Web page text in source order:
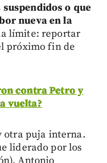
o que
nueva en la
límite: reportar
próximo fin de
contra Petro y
vuelta?
otra puja interna.
liderado por los
Antonio